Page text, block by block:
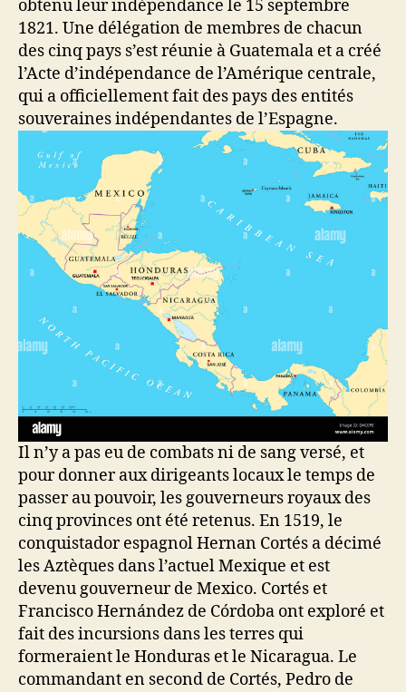
obtenu leur indépendance le 15 septembre
1821. Une délégation de membres de chacun
des cinq pays s’est réunie à Guatemala et a créé
l’Acte d’indépendance de l’Amérique centrale,
qui a officiellement fait des pays des entités
souveraines indépendantes de l’Espagne.
Il n’y a pas eu de combats ni de sang versé, et
pour donner aux dirigeants locaux le temps de
passer au pouvoir, les gouverneurs royaux des
cinq provinces ont été retenus. En 1519, le
conquistador espagnol Hernan Cortés a décimé
les Aztèques dans l’actuel Mexique et est
devenu gouverneur de Mexico. Cortés et
Francisco Hernández de Córdoba ont exploré et
fait des incursions dans les terres qui
formeraient le Honduras et le Nicaragua. Le
commandant en second de Cortés, Pedro de